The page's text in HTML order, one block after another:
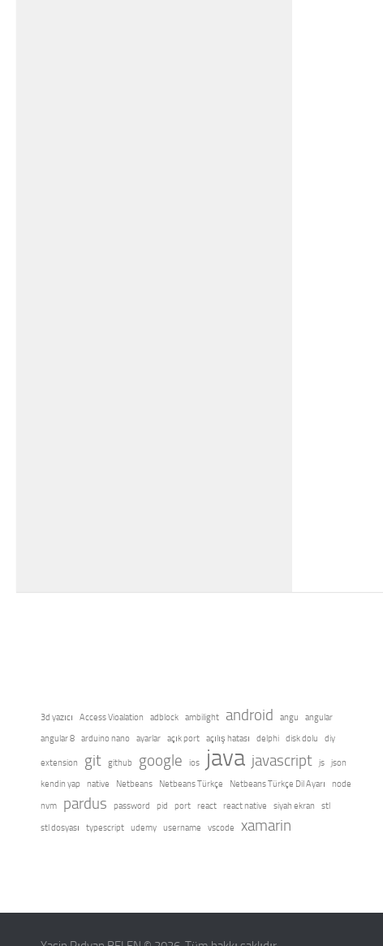
3d yazıcı Access Vioalation adblock ambilight android angu
angular
angular 8
arduino nano ayarlar açık port açılış hatası delphi disk dolu diy
extension git github google ios java javascript js
json
kendin yap
native Netbeans Netbeans Türkçe Netbeans Türkçe Dil Ayarı node
nvm pardus password pid port react react native siyah ekran stl
stl dosyası typescript udemy username vscode xamarin